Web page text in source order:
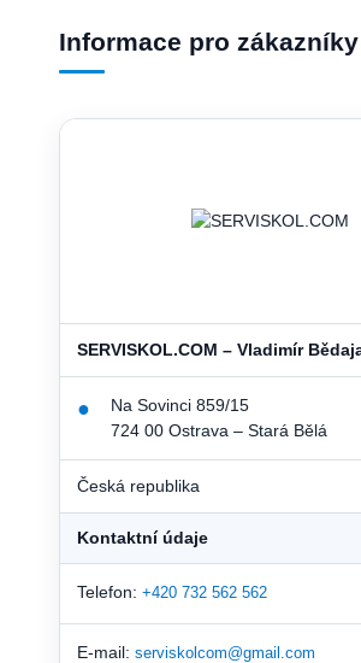
Informace pro zákazníky
SERVISKOL.COM – Vladimír
●
Na Sovinci 859/15
724 00 Ostrava – Stará Bělá
Česká republika
Kontaktní údaje
Telefon: +420 732 562 562
E-mail: serviskolcom@gmail.com